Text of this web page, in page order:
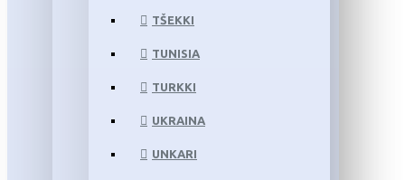
TŠEKKI
TUNISIA
TURKKI
UKRAINA
UNKARI